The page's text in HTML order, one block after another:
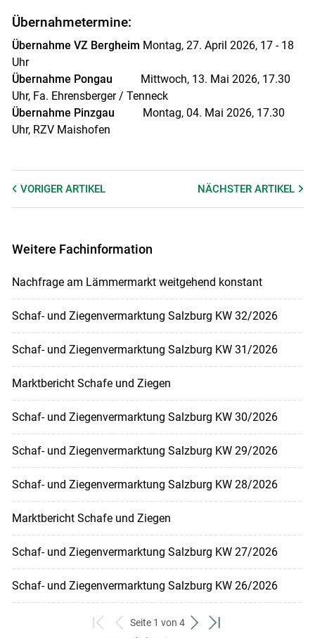
Übernahmetermine:
Übernahme VZ Bergheim Montag, 27. April 2026, 17 - 18
Uhr
Übernahme Pongau Mittwoch, 13. Mai 2026, 17.30
Uhr, Fa. Ehrensberger / Tenneck
Übernahme Pinzgau Montag, 04. Mai 2026, 17.30
Uhr, RZV Maishofen
VORIGER ARTIKEL NÄCHSTERARTIKEL
Weitere Fachinformation
Nachfrage am Lämmermarkt weitgehend konstant
Schaf- und Ziegenvermarktung Salzburg KW 32/2026
Schaf- und Ziegenvermarktung Salzburg KW 31/2026
Marktbericht Schafe und Ziegen
Schaf- und Ziegenvermarktung Salzburg KW 30/2026
Schaf- und Ziegenvermarktung Salzburg KW 29/2026
Schaf- und Ziegenvermarktung Salzburg KW 28/2026
Marktbericht Schafe und Ziegen
Schaf- und Ziegenvermarktung Salzburg KW 27/2026
Schaf- und Ziegenvermarktung Salzburg KW 26/2026
zum
zurück
Seite 1 von 4
weiterzum